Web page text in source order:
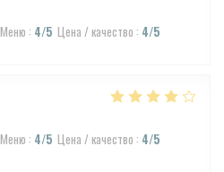
Меню : 4/5 Цена / качество : 4/5
Меню : 4/5 Цена / качество : 4/5